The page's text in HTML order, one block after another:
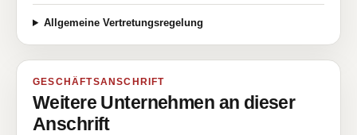
Allgemeine Vertretungsregelung
GESCHÄFTSANSCHRIFT
Weitere Unternehmen an dieser
Anschrift